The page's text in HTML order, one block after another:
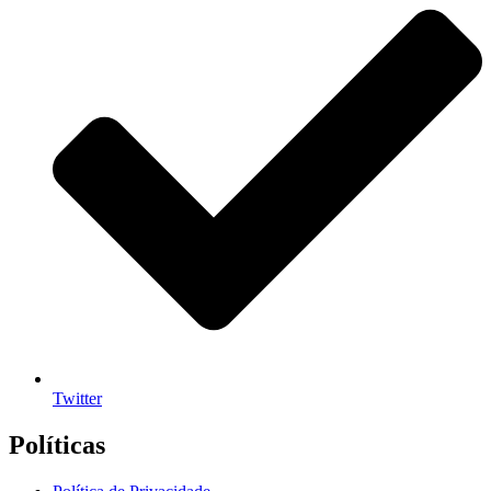
Twitter
Políticas